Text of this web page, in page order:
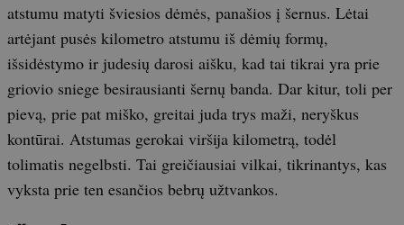
atstumu matyti šviesios dėmės, panašios į šernus. Lėtai
artėjant pusės kilometro atstumu iš dėmių formų,
išsidėstymo ir judesių darosi aišku, kad tai tikrai yra prie
griovio sniege besirausianti šernų banda. Dar kitur, toli per
pievą, prie pat miško, greitai juda trys maži, neryškus
kontūrai. Atstumas gerokai viršija kilometrą, todėl
tolimatis negelbsti. Tai greičiausiai vilkai, tikrinantys, kas
vyksta prie ten esančios bebrų užtvankos.